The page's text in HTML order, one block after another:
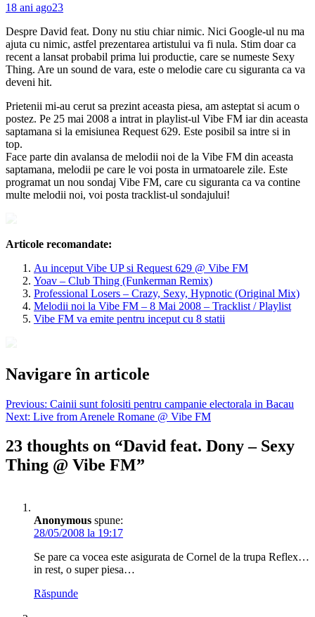
18 ani ago23
Despre David feat. Dony nu stiu chiar nimic. Nici Google-ul nu ma
ajuta cu nimic, astfel prezentarea artistului va fi nula. Stim doar ca
recent a lansat probabil prima lui productie, care se numeste Sexy
Thing. Are un sound de vara, este o melodie care cu siguranta ca va
deveni hit.
Prietenii mi-au cerut sa prezint aceasta piesa, am asteptat si acum o
postez. Pe 25 mai 2008 a intrat in playlist-ul Vibe FM iar din aceasta
saptamana si la emisiunea Request 629. Este posibil sa intre si in
top.
Face parte din avalansa de melodii noi de la Vibe FM din aceasta
saptamana, melodii pe care le voi posta in urmatoarele zile. Este
programat un nou sondaj Vibe FM, care cu siguranta ca va contine
multe melodii noi, voi posta tracklist-ul sondajului!
Articole recomandate:
Au inceput Vibe UP si Request 629 @ Vibe FM
Yoav – Club Thing (Funkerman Remix)
Professional Losers – Crazy, Sexy, Hypnotic (Original Mix)
Melodii noi la Vibe FM – 8 Mai 2008 – Tracklist / Playlist
Vibe FM va emite pentru inceput cu 8 statii
Navigare în articole
Previous: Cainii sunt folositi pentru campanie electorala in Bacau
Next: Live from Arenele Romane @ Vibe FM
23 thoughts on “David feat. Dony – Sexy
Thing @ Vibe FM”
Anonymous spune:
28/05/2008 la 19:17
Se pare ca vocea este asigurata de Cornel de la trupa Reflex…
in rest, o super piesa…
Răspunde